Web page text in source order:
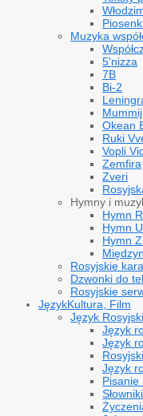
Muzyka
5'nizza
7B
Bi-2
Okean
Ruki
Vopli
Zemfira
Zveri
Hymny i
Hymn
Hymn
Hymn
Rosyjskie
Dzwonki do
Rosyjskie
JęzykKultura, Film
Język Rosyjski
Język
Język
Język
Pisanie